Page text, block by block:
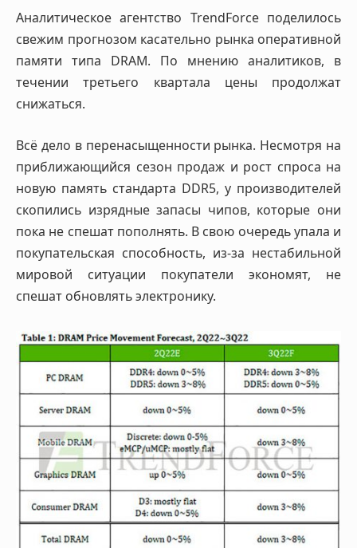
Аналитическое агентство TrendForce поделилось
свежим прогнозом касательно рынка оперативной
памяти типа DRAM. По мнению аналитиков, в
течении третьего квартала цены продолжат
снижаться.
Всё дело в перенасыщенности рынка. Несмотря на
приближающийся сезон продаж и рост спроса на
новую память стандарта DDR5, у производителей
скопились изрядные запасы чипов, которые они
пока не спешат пополнять. В свою очередь упала и
покупательская способность, из-за нестабильной
мировой ситуации покупатели экономят, не
спешат обновлять электронику.